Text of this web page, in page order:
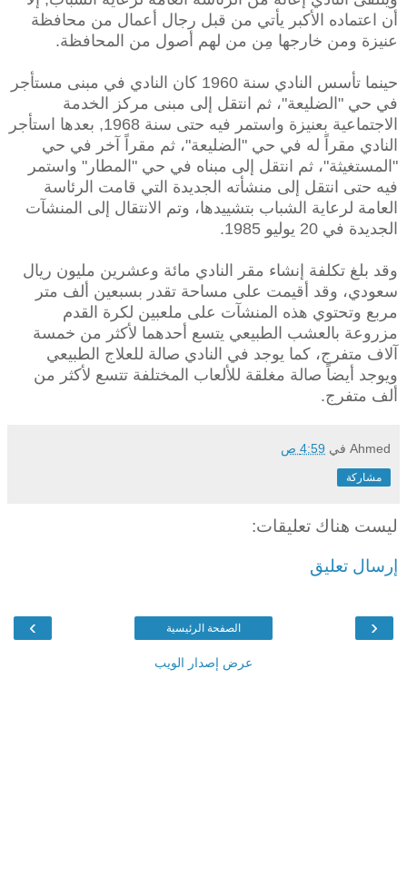
أن اعتماده الأكبر يأتي من قبل رجال أعمال من محافظة
عنيزة ومن خارجها مِن من لهم أصول من المحافظة.
حينما تأسس النادي سنة 1960 كان النادي في مبنى مستأجر
في حي "الضليعة"، ثم انتقل إلى مبنى مركز الخدمة
الاجتماعية بعنيزة واستمر فيه حتى سنة 1968, بعدها استأجر
النادي مقراً له في حي "الضليعة"، ثم مقراً آخر في حي
"المستغيثة"، ثم انتقل إلى مبناه في حي "المطار" واستمر
فيه حتى انتقل إلى منشأته الجديدة التي قامت الرئاسة
العامة لرعاية الشباب بتشييدها، وتم الانتقال إلى المنشآت
الجديدة في 20 يوليو 1985.
وقد بلغ تكلفة إنشاء مقر النادي مائة وعشرين مليون ريال
سعودي، وقد أقيمت على مساحة تقدر بسبعين ألف متر
مربع وتحتوي هذه المنشآت على ملعبين لكرة القدم
مزروعة بالعشب الطبيعي يتسع أحدهما لأكثر من خمسة
آلاف متفرج، كما يوجد في النادي صالة للعلاج الطبيعي
ويوجد أيضاً صالة مغلقة للألعاب المختلفة تتسع لأكثر من
ألف متفرج.
Ahmed في 4:59 ص
مشاركة
ليست هناك تعليقات:
إرسال تعليق
‹
› الصفحة الرئيسية
عرض إصدار الويب